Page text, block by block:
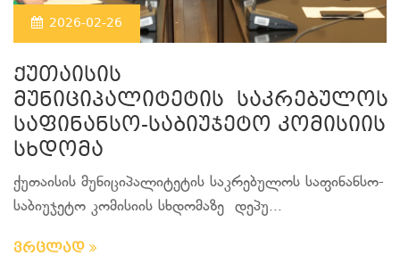
2026-02-26
ქუთაისის
მუნიციპალიტეტის საკრებულოს
საფინანსო-საბიუჯეტო კომისიის
სხდომა
ქუთაისის მუნიციპალიტეტის საკრებულოს საფინანსო-
საბიუჯეტო კომისიის სხდომაზე დეპუ...
ვრცლად